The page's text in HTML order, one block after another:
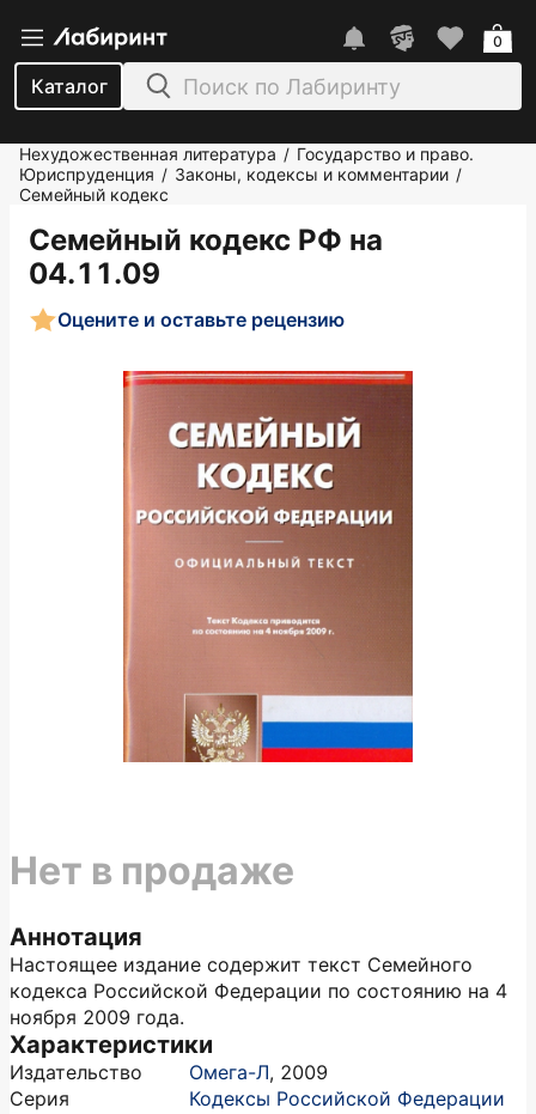
Каталог
0
Нехудожественная литература / Государство и право.
Юриспруденция / Законы, кодексы и комментарии /
Семейный кодекс
Семейный кодекс РФ на
04.11.09
Оцените и оставьте рецензию
Аннотация
Настоящее издание содержит текст Семейного
кодекса Российской Федерации по состоянию на 4
ноября 2009 года.
Характеристики
Издательство Омега-Л, 2009
Серия
Кодексы Российской Федерации
Нет в продаже